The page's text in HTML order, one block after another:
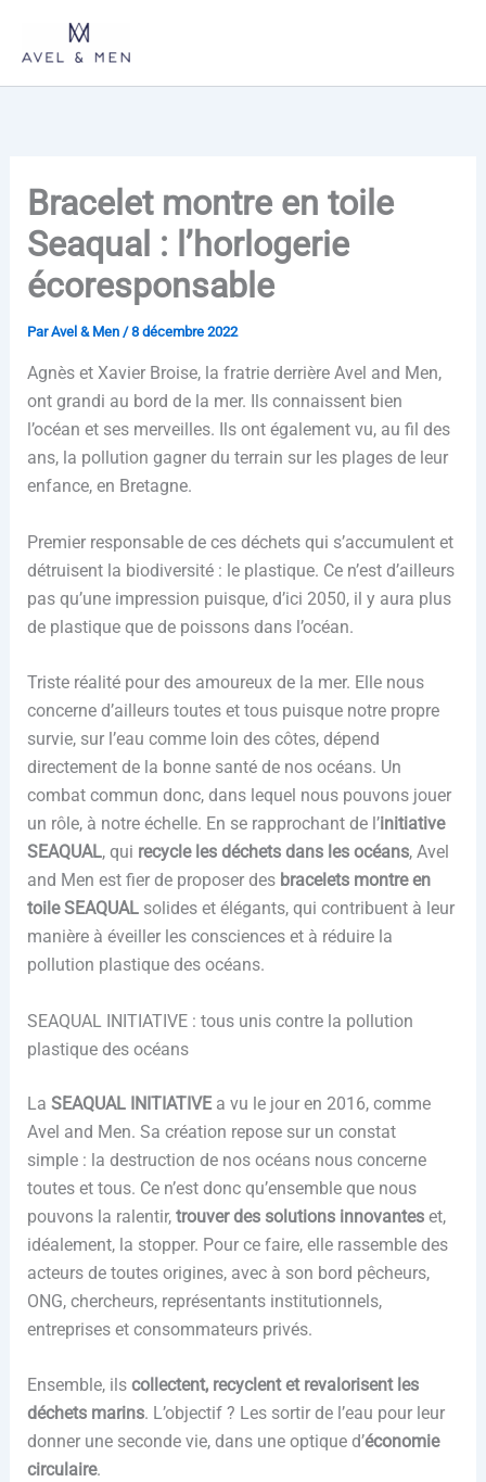
contenu
Bracelet montre en toile
Seaqual : l’horlogerie
écoresponsable
ParAvel & Men /8 décembre 2022
Agnès et Xavier Broise, la fratrie derrière Avel and Men,
ont grandi au bord de la mer. Ils connaissent bien
l’océan et ses merveilles. Ils ont également vu, au fil des
ans, la pollution gagner du terrain sur les plages de leur
enfance, en Bretagne.
Premier responsable de ces déchets qui s’accumulent et
détruisent la biodiversité : le plastique. Ce n’est d’ailleurs
pas qu’une impression puisque, d’ici 2050, il y aura plus
de plastique que de poissons dans l’océan.
Triste réalité pour des amoureux de la mer. Elle nous
concerne d’ailleurs toutes et tous puisque notre propre
survie, sur l’eau comme loin des côtes, dépend
directement de la bonne santé de nos océans. Un
combat commun donc, dans lequel nous pouvons jouer
un rôle, à notre échelle. En se rapprochant de l’initiative
SEAQUAL, qui recycle les déchets dans les océans, Avel
and Men est fier de proposer des bracelets montre en
toile SEAQUALsolides et élégants, qui contribuent à leur
manière à éveiller les consciences et à réduire la
pollution plastique des océans.
SEAQUAL INITIATIVE : tous unis contre la pollution
plastique des océans
La SEAQUAL INITIATIVEa vu le jour en 2016, comme
Avel and Men. Sa création repose sur un constat
simple : la destruction de nos océans nous concerne
toutes et tous. Ce n’est donc qu’ensemble que nous
pouvons la ralentir, trouver des solutions innovanteset,
idéalement, la stopper. Pour ce faire, elle rassemble des
acteurs de toutes origines, avec à son bord pêcheurs,
ONG, chercheurs, représentants institutionnels,
entreprises et consommateurs privés.
Ensemble, ils collectent, recyclent et revalorisent les
déchets marins. L’objectif ? Les sortir de l’eau pour leur
donner une seconde vie, dans une optique d’économie
circulaire.